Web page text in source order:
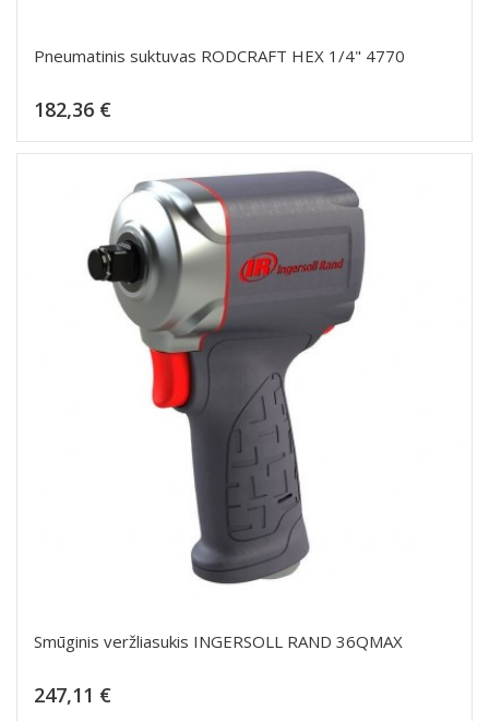
Pneumatinis suktuvas RODCRAFT HEX 1/4" 4770
182,36 €
Smūginis veržliasukis INGERSOLL RAND 36QMAX
247,11 €